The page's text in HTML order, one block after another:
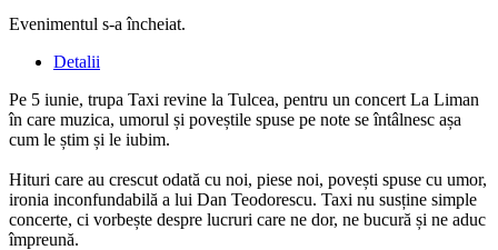
Evenimentul s-a încheiat.
Detalii
Pe 5 iunie, trupa Taxi revine la Tulcea, pentru un concert La Liman
în care muzica, umorul și poveștile spuse pe note se întâlnesc așa
cum le știm și le iubim.
Hituri care au crescut odată cu noi, piese noi, povești spuse cu umor,
ironia inconfundabilă a lui Dan Teodorescu. Taxi nu susține simple
concerte, ci vorbește despre lucruri care ne dor, ne bucură și ne aduc
împreună.